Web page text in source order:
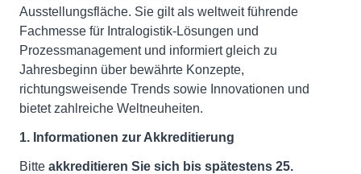
Ausstellungsfläche. Sie gilt als weltweit führende
Fachmesse für Intralogistik-Lösungen und
Prozessmanagement und informiert gleich zu
Jahresbeginn über bewährte Konzepte,
richtungsweisende Trends sowie Innovationen und
bietet zahlreiche Weltneuheiten.
1. Informationen zur Akkreditierung
Bitte akkreditieren Sie sich bis spätestens 25.